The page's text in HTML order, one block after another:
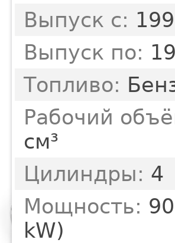
Выпуск с:
Выпуск по:
Топливо:
Рабочий
см³
Цилиндры: 4
Мощность:
kW)